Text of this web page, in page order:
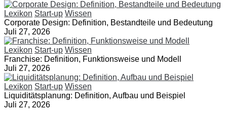
Lexikon Start-up Wissen
Corporate Design: Definition, Bestandteile und Bedeutung
Juli 27, 2026
Lexikon Start-up Wissen
Franchise: Definition, Funktionsweise und Modell
Juli 27, 2026
Lexikon Start-up Wissen
Liquiditätsplanung: Definition, Aufbau und Beispiel
Juli 27, 2026